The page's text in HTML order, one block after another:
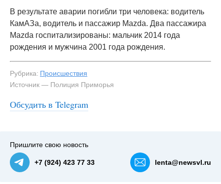
В результате аварии погибли три человека: водитель
КамАЗа, водитель и пассажир Mazda. Два пассажира
Mazda госпитализированы: мальчик 2014 года
рождения и мужчина 2001 года рождения.
Рубрика: Происшествия
Источник — Полиция Приморья
Обсудить в Telegram
#3
Пришлите свою новость
+7 (924) 423 77 33 lenta@newsvl.ru